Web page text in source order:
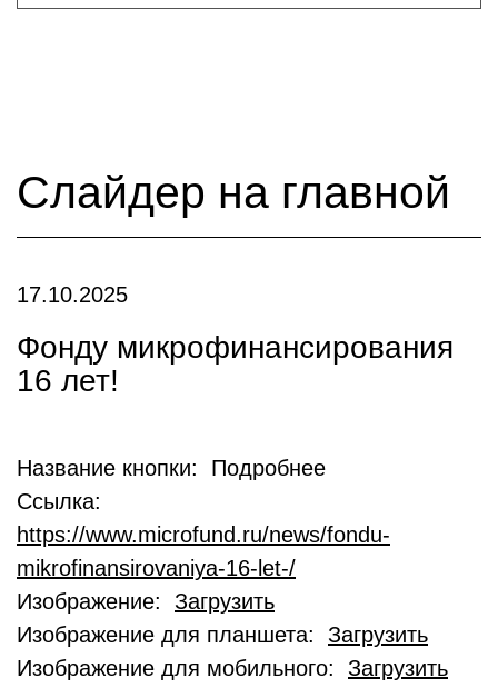
Слайдер на главной
17.10.2025
Фонду микрофинансирования
16 лет!
Название кнопки: Подробнее
Ссылка:
https://www.microfund.ru/news/fondu-
mikrofinansirovaniya-16-let-/
Изображение: Загрузить
Изображение для планшета: Загрузить
Изображение для мобильного: Загрузить